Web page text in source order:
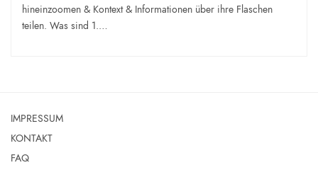
hineinzoomen & Kontext & Informationen über ihre Flaschen
teilen. Was sind 1.…
IMPRESSUM
KONTAKT
FAQ